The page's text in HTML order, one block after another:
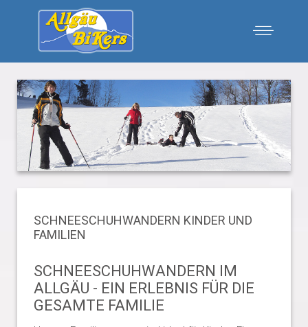
SCHNEESCHUHWANDERN KINDER UND
FAMILIEN
SCHNEESCHUHWANDERN IM
ALLGÄU - EIN ERLEBNIS FÜR DIE
GESAMTE FAMILIE